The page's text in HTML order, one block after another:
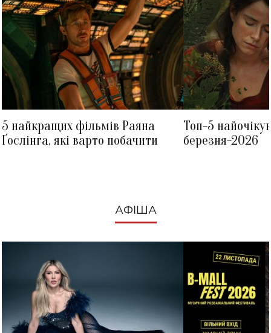
5 найкращих фільмів Раяна
Ґослінга, які варто побачити
Топ-5
березня-2026
АФІША